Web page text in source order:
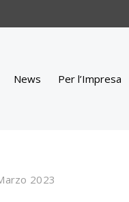
News Per l’Impresa
2023